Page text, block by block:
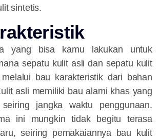
sintetis.
yang bisa kamu lakukan untuk
sepatu kulit asli dan sepatu kulit
bau karakteristik dari bahan
asli memiliki bau alami khas yang
jangka waktu penggunaan.
ini mungkin tidak begitu terasa
seiring pemakaiannya bau kulit